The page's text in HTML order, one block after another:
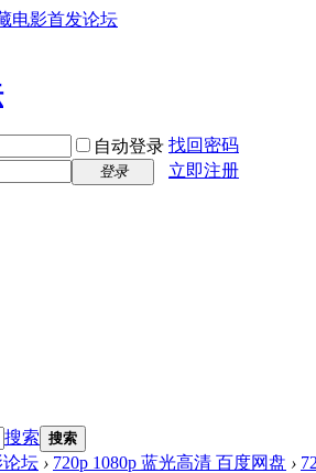
电影首发论坛
自动登录 找回密码
登录
立即注册
搜索 搜索
坛 › 720p 1080p 蓝光高清 百度网盘 ›